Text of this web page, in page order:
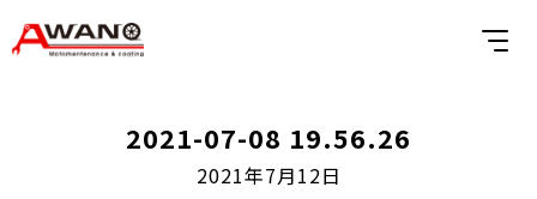
2021-07-08 19.56.26
2021年7月12日